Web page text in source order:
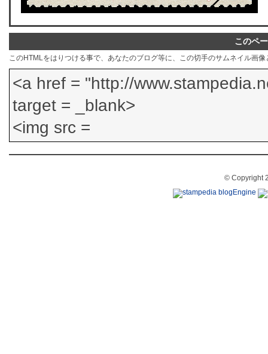
このペ
このHTMLをはりつける事で、あなたのブログ等に、この切手のサムネイル画
© Copyright